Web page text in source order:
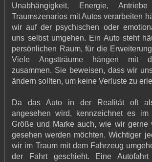
Unabhängigkeit, Energie,
Traumszenarios mit Autos verarbeiten
wir auf der psychischen oder
uns selbst umgehen. Ein Auto steht
persönlichen Raum, für die
Viele Angstträume hängen mit
zusammen. Sie beweisen, dass wir
ändern sollten, um keine Verluste zu
Da das Auto in der Realität oft als
angesehen wird, kennzeichnet es
Größe und Marke auch, wie wir gerne
gesehen werden möchten. Wichtiger
wir im Traum mit dem Fahrzeug
der Fahrt geschieht. Eine Autofahrt